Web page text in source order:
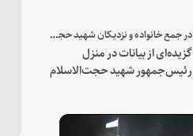
در جمع خانواده و نزدیکان شهید حجت‌الاسلام‌والمسلمین رئیسی:
گزیده‌ای از بیانات در منزل
رئیس‌جمهور شهید حجت‌الاسلام